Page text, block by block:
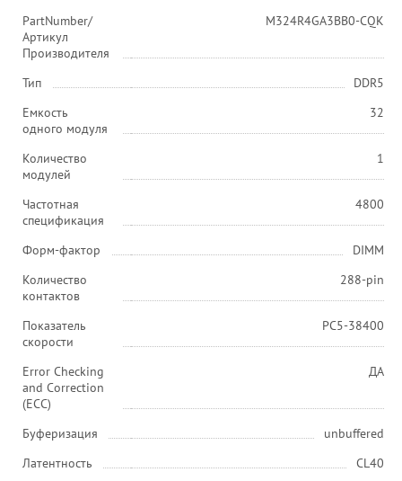
PartNumber/
Артикул
Производителя
M324R4GA3BB0-CQK
Тип
DDR5
Емкость
одного модуля
32
Количество
модулей
1
Частотная
спецификация
4800
Форм-фактор
DIMM
Количество
контактов
288-pin
Показатель
скорости
PC5-38400
Error Checking
and Correction
(ECC)
ДА
Буферизация
unbuffered
Латентность
CL40